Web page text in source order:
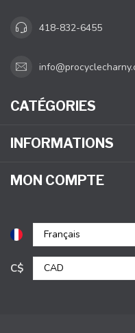
418-832-6455
CATÉGORIES
INFORMATIONS
MON COMPTE
C$